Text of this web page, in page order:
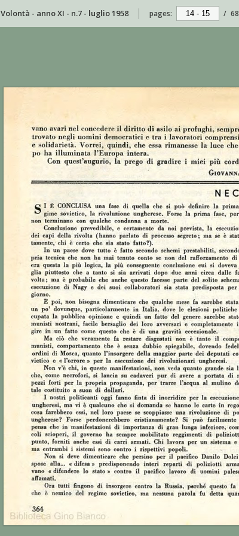
Volontà - anno XI - n.7 - luglio 1958 pages: / 68